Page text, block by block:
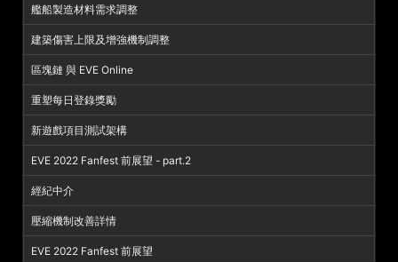
艦船製造材料需求調整
建築傷害上限及增強機制調整
區塊鏈 與 EVE Online
重塑每日登錄獎勵
新遊戲項目測試架構
EVE 2022 Fanfest 前展望 - part.2
經紀中介
壓縮機制改善詳情
EVE 2022 Fanfest 前展望